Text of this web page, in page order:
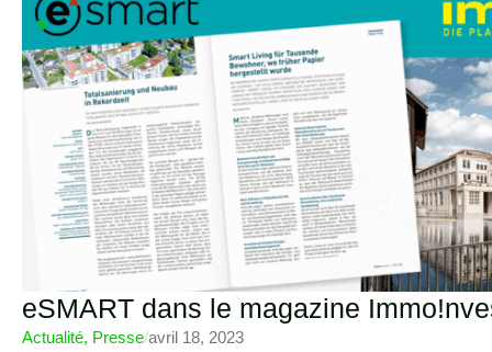
eSMART dans le magazine
Actualité, Presse/avril 18, 2023